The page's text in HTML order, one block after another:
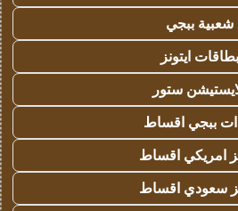
شعبية ببجي
بطاقات ايتونز
ستور
ببجي اقساط
امريكي اقساط
سعودي اقساط